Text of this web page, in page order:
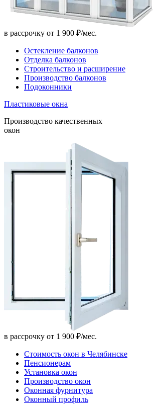
в рассрочку от 1 900 ₽/мес.
Остекление балконов
Отделка балконов
Строительство и расширение
Производство балконов
Подоконники
Пластиковые окна
Производство качественных
окон
в рассрочку от 1 900 ₽/мес.
Стоимость окон в Челябинске
Пенсионерам
Установка окон
Производство окон
Оконная фурнитура
Оконный профиль